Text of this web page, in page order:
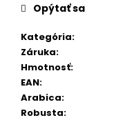
Kategória:
Záruka:
Hmotnosť:
EAN:
Arabica:
Robusta:
Opýtať sa